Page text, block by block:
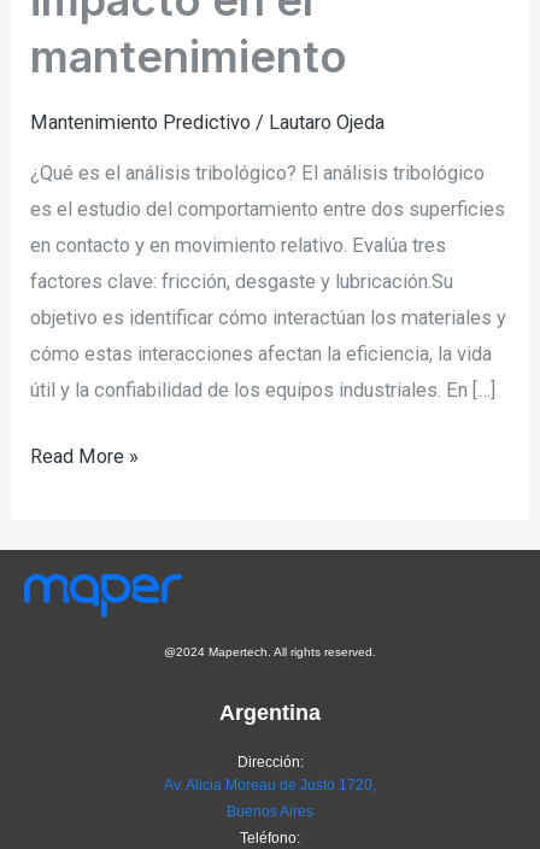
mantenimiento
Mantenimiento Predictivo / Lautaro Ojeda
¿Qué es el análisis tribológico? El análisis tribológico
es el estudio del comportamiento entre dos superficies
en contacto y en movimiento relativo. Evalúa tres
factores clave: fricción, desgaste y lubricación.Su
objetivo es identificar cómo interactúan los materiales y
cómo estas interacciones afectan la eficiencia, la vida
útil y la confiabilidad de los equipos industriales. En […]
Read More »
@2024 Mapertech. All rights reserved.
Argentina
Dirección:
Av. Alicia Moreau de Justo 1720,
Buenos Aires
Teléfono: